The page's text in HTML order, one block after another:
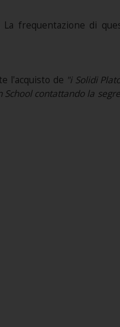
La frequentazione di
l'acquisto de "i Solidi
contattando la